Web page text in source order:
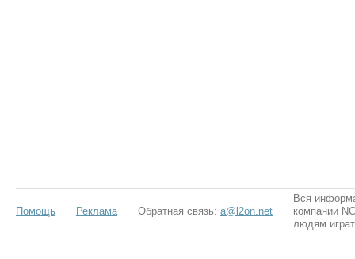
Помощь Реклама Обратная связь: a@l2on.net
Вся
компании
людям